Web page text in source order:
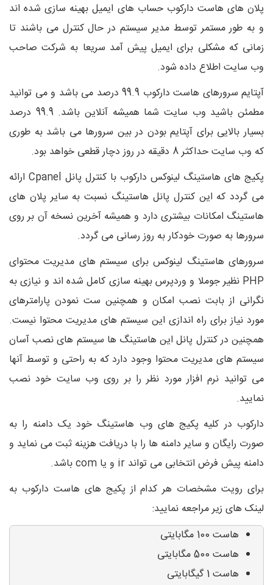
پلان های هاست دارکوب حساب های ایمیل بهینه سازی شده اند
و به طور مستمر توسط مدیر سیستم در حال کنترل می باشند تا
زمانی که مشکلی برای ایمیل پیش آمد سریعا به شرکت صاحب
وب سایت اطلاع داده شود.
آپتایم سرورهای هاست دارکوب 99.9 درصد می باشد و می توانید
مطمئن باشید وب سایت شما همیشه آنلاین باشد. 99.9 درصد
بسیار بالایی برای آپتایم بودن در بین سرورها می باشد به طوری
که وب سایت حداکثر 8 دقیقه در روز دچار قطعی خواهد بود.
پکیج های هاستینگ لینوکس دارکوب با کنترل پانل Cpanel ارائه
می گردد که این کنترل پانل هاستینگ نسبت به سایر پلان های
هاستینگ امکانات بیشتری دارد و همیشه آخرین نسخه آن بر روی
سرورها به صورت خودکار به روز رسانی می گردد.
سرورهای هاستینگ لینوکس برای سیستم های مدیریت محتوای
PHP نظیر جوملا و وردپرس بهینه سازی کامل شده اند و نیازی به
نگرانی از بابت نصب امکان و همچنین ست نمودن پارامترهای
مورد نیاز برای راه اندازی این سیستم های مدیریت محتوا نیست.
همچنین در کنترل پانل این هاستینگ ها سیستم های نصب آسان
سیستم های مدیریت محتوا وجود دارد که به راحتی و توسط آنها
می توانید نرم افزار مورد نظر را بر روی وب سایت خود نصب
نمایید.
دارکوب در کلیه پکیج های وب هاستینگ خود یک دامنه را به
صورت رایگان و سایر دامنه ها را با دریافت هزینه ثبت می نماید و
دامنه پیش فرض انتخابی می تواند ir و یا com باشد.
برای رویت مشخصات هر کدام از پکیج های هاست دارکوب به
لینک های زیر مراجعه نمایید:
هاست 100 مگابایتی
هاست 500 مگابایتی
هاست 1 گیگابایتی